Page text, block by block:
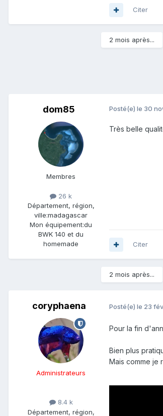
Citer
2 mois après...
dom85
Membres
26 k
Département, région,
ville:madagascar
Mon équipement:du
BWK 140 et du
homemade
Posté(e) le 30
Très belle
Citer
2 mois après...
coryphaena
Administrateurs
8.4 k
Département, région,
Posté(e) le 23
Pour la fin
Bien plus
Mais comme je